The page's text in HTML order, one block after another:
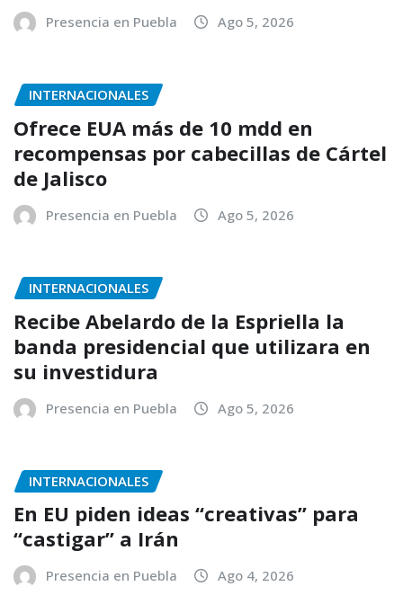
Presencia en Puebla Ago 5, 2026
INTERNACIONALES
Ofrece EUA más de 10 mdd en
recompensas por cabecillas de Cártel
de Jalisco
Presencia en Puebla Ago 5, 2026
INTERNACIONALES
Recibe Abelardo de la Espriella la
banda presidencial que utilizara en
su investidura
Presencia en Puebla Ago 5, 2026
INTERNACIONALES
En EU piden ideas “creativas” para
“castigar” a Irán
Presencia en Puebla Ago 4, 2026